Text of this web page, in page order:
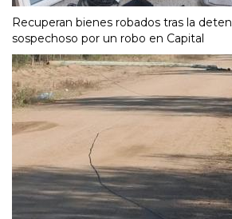
Recuperan bienes robados tras la
sospechoso por un robo en Capital